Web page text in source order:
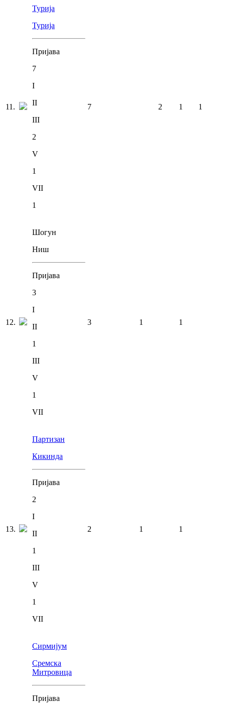
11 .
Турија
Турија
Пријава
7
I
II
III
2
V
1
VII
1
7 2 1 1
12.
Шогун
Ниш
Пријава
3
I
II
1
III
V
1
VII
3 1 1
13.
Партизан
Кикинда
Пријава
2
I
II
1
III
V
1
VII
2 1 1
Сирмијум
Сремска
Митровица
Пријава